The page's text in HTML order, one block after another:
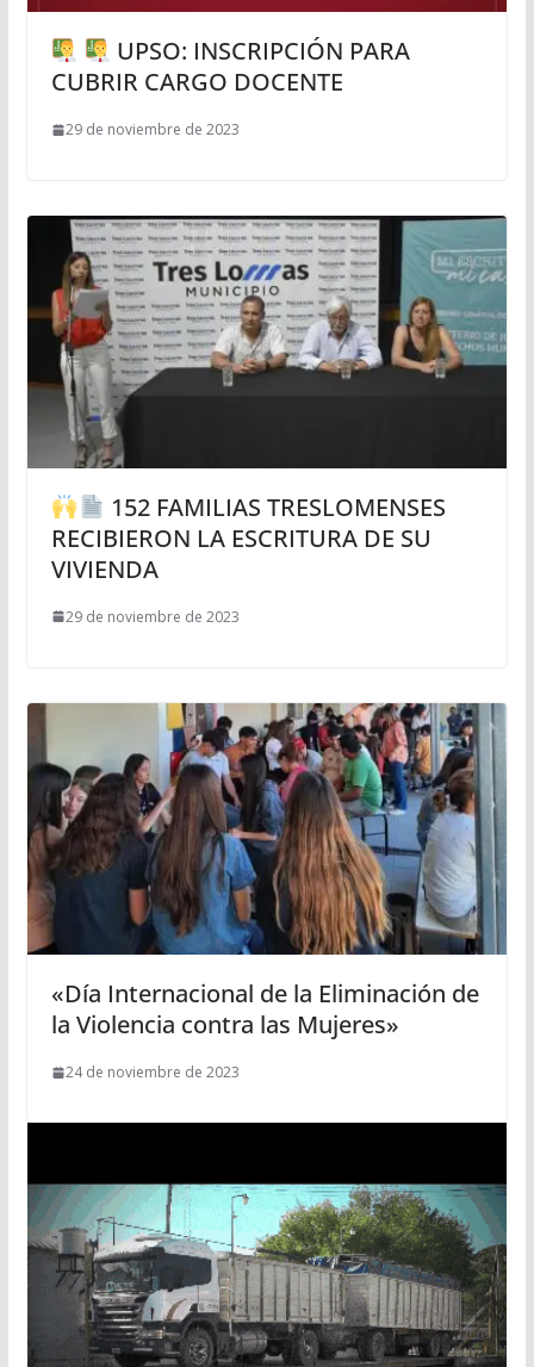
UPSO: INSCRIPCIÓN PARA
CUBRIR CARGO DOCENTE
29 de noviembre de 2023
152 FAMILIAS TRESLOMENSES
RECIBIERON LA ESCRITURA DE SU
VIVIENDA
29 de noviembre de 2023
«Día Internacional de la Eliminación de
la Violencia contra las Mujeres»
24 de noviembre de 2023